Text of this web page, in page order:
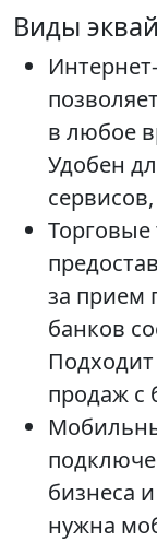
Виды
в любое
Удобен
за прием
банков
продаж с
бизнеса
нужна